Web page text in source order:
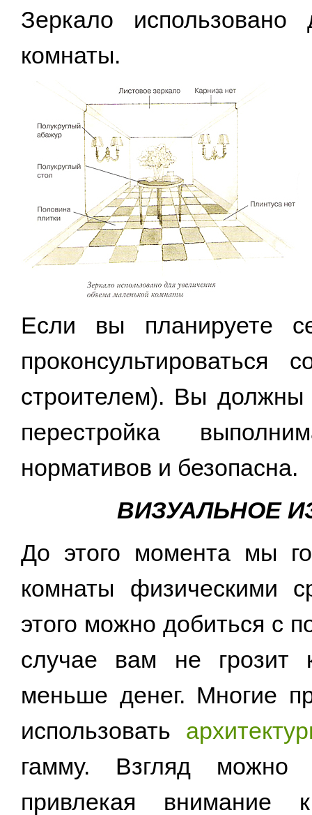
Зеркало
комнаты.
Если вы планируете
проконсультироваться
строителем). Вы
перестройка
нормативов и безопасна.
ВИЗУАЛЬНОЕ
До этого момента мы
комнаты физическими
этого можно добиться с
случае вам не грозит
меньше денег. Многие
использовать
гамму. Взгляд можно
привлекая внимание